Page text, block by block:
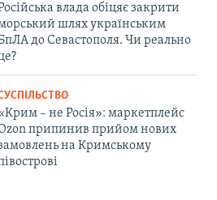
влада обіцяє закрити
шлях українським
до Севастополя. Чи реально
– не Росія»: маркетплейс
припинив прийом нових
на Кримському